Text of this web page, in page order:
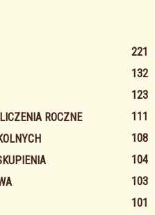
221
132
123
ROCZNE
111
108
104
103
101